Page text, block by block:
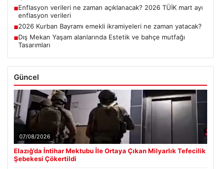
■Enflasyon verileri ne zaman açıklanacak? 2026 TÜİK mart ayı
enflasyon verileri
■2026 Kurban Bayramı emekli ikramiyeleri ne zaman yatacak?
■Dış Mekan Yaşam alanlarında Estetik ve bahçe mutfağı
Tasarımları
Güncel
07/08/2026
Elazığ’da İntihar Mektubu İle Ortaya Çıkan Milyarlık Tefecilik
Şebekesi Çökertildi